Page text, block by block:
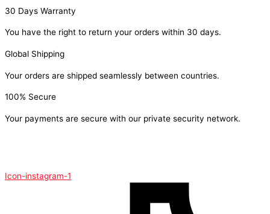
30 Days Warranty
You have the right to return your orders within 30 days.
Global Shipping
Your orders are shipped seamlessly between countries.
100% Secure
Your payments are secure with our private security network.
Icon-instagram-1